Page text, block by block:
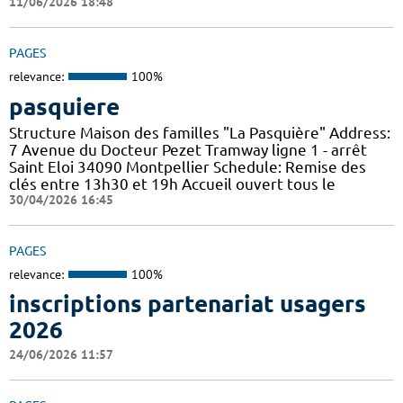
PAGES
relevance: 100%
pasquiere
Structure Maison des familles "La Pasquière" Address:
7 Avenue du Docteur Pezet Tramway ligne 1 - arrêt
Saint Eloi 34090 Montpellier Schedule: Remise des
clés entre 13h30 et 19h Accueil ouvert tous le
30/04/2026 16:45
PAGES
relevance: 100%
inscriptions partenariat usagers
2026
24/06/2026 11:57